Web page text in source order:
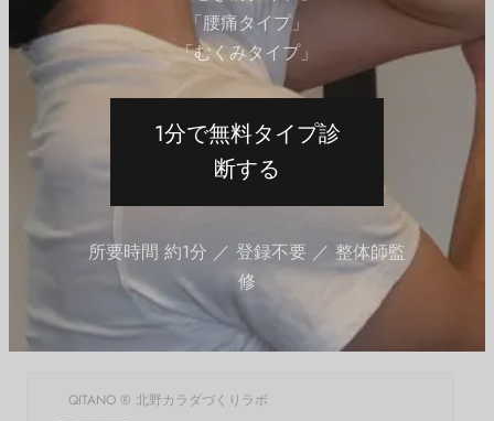
「腰痛タイプ」
「むくみタイプ」
1分で無料タイプ診
断する
所要時間 約1分 ／ 登録不要 ／ 整体師監
修
サムレスグリップで懸垂
サムレスグリップを用いた 懸垂では、他の握り方とは
異なり、手首への負担が少なく、背中の筋肉に集中的な
負荷がかかります。バーを握る際には親指を他の指と同
じ側に置き、しっかりと握り込むようにします。特に肩
甲骨をしっかりと寄せることを意識すると、僧帽筋や広
背筋が効率よく鍛えられます。サムレスグリップでの懸
垂は、正確なフォームを維持しつつ高い負荷をかけるこ
とが可能となり、効果的な筋力強化が期待できるでしょ
う。
QITANO ® 北野カラダづくりラボ